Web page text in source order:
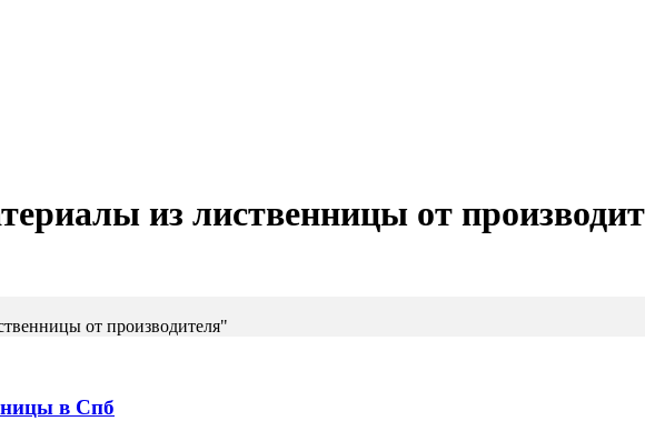
из лиственницы от
от производителя"
в Спб